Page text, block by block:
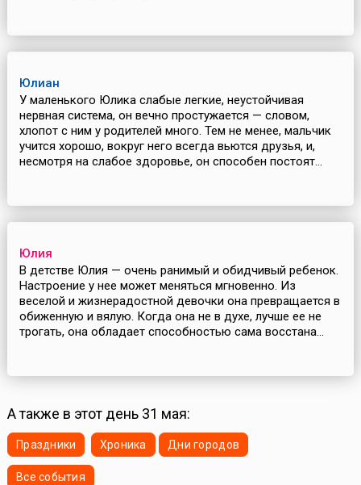
Юлиан
У маленького Юлика слабые легкие, неустойчивая
нервная система, он вечно простужается — словом,
хлопот с ним у родителей много. Тем не менее, мальчик
учится хорошо, вокруг него всегда вьются друзья, и,
несмотря на слабое здоровье, он способен постоят...
Юлия
В детстве Юлия — очень ранимый и обидчивый ребенок.
Настроение у нее может меняться мгновенно. Из
веселой и жизнерадостной девочки она превращается в
обиженную и вялую. Когда она не в духе, лучше ее не
трогать, она обладает способностью сама восстана...
А также в этот день 31 мая:
Праздники Хроника Дни городов
Все события